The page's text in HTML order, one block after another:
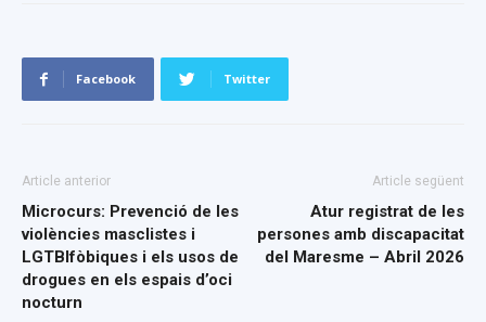
Facebook Twitter
Article anterior
Microcurs: Prevenció de les
violències masclistes i
LGTBIfòbiques i els usos de
drogues en els espais d’oci
nocturn
Article següent
Atur registrat de les
persones amb discapacitat
del Maresme – Abril 2026